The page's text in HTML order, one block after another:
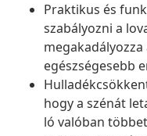
Praktikus és
szabályozni a
egészségesebb
hogy a szénát
ló valóban